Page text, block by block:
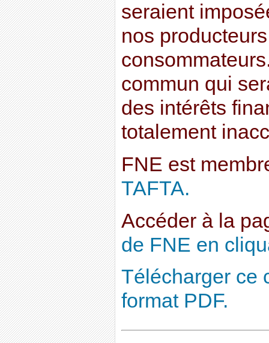
seraient
nos
commun qui
des intérêts
totalement
FNE est
TAFTA.
Accéder à la
de FNE en
Télécharger ce
format PDF.